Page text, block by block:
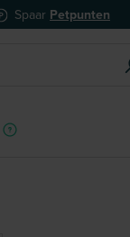
Spaar Petpunten